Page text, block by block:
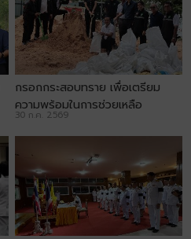
กรอกกระสอบทราย เพื่อเตรียม
ความพร้อมในการช่วยเหลือ
ประชาชน
30 ก.ค. 2569